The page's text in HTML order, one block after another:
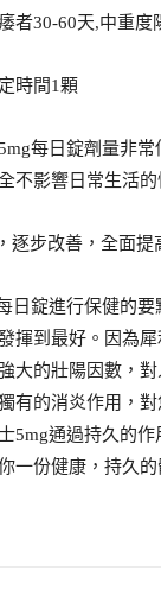
者30-60天,中重度
時間1顆
每日錠劑量非
不影響日常生活
逐步改善，全面提
日錠進行保健的
揮到最好。因為
大的壯陽因數，
有的消炎作用，
5mg通過持久的
一份健康，持久的